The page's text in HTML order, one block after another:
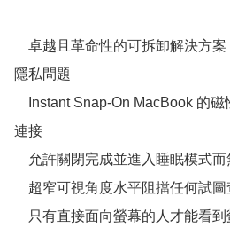
隱私問題
連接